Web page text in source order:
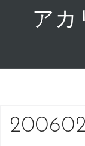
ツ
アカ